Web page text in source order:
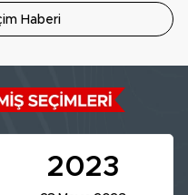
Haberi
2023